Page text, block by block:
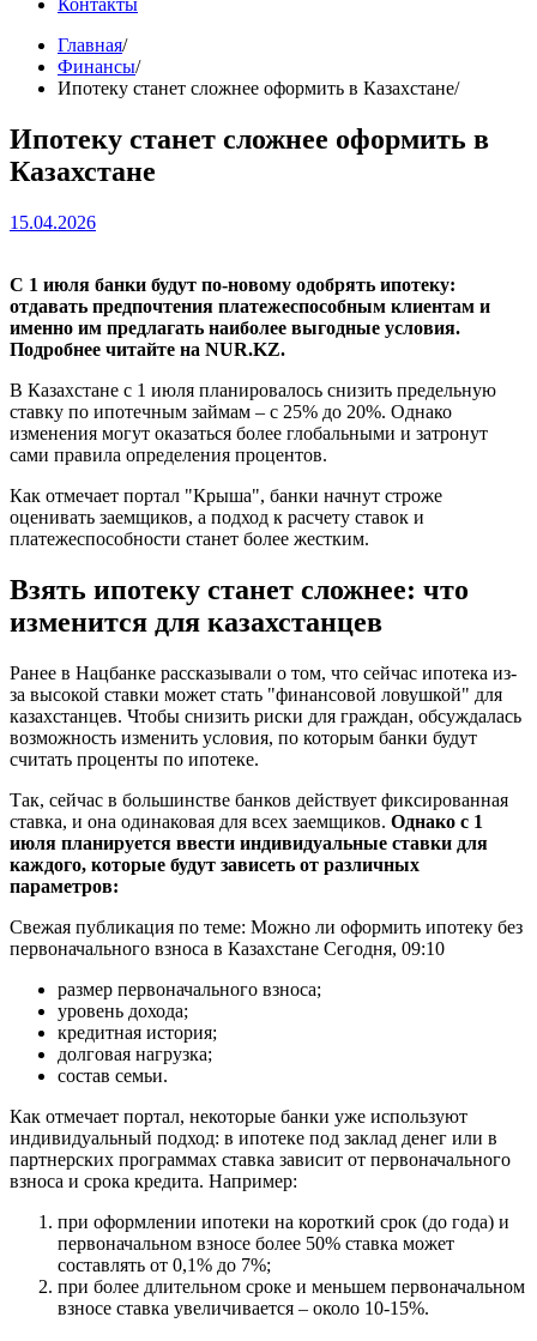
Контакты
Главная
Финансы
Ипотеку станет сложнее оформить в Казахстане
Ипотеку станет сложнее оформить в
Казахстане
15.04.2026
С 1 июля банки будут по-новому одобрять ипотеку:
отдавать предпочтения платежеспособным клиентам и
именно им предлагать наиболее выгодные условия.
Подробнее читайте на NUR.KZ.
В Казахстане с 1 июля планировалось снизить предельную
ставку по ипотечным займам – с 25% до 20%. Однако
изменения могут оказаться более глобальными и затронут
сами правила определения процентов.
Как отмечает портал "Крыша", банки начнут строже
оценивать заемщиков, а подход к расчету ставок и
платежеспособности станет более жестким.
Взять ипотеку станет сложнее: что
изменится для казахстанцев
Ранее в Нацбанке рассказывали о том, что сейчас ипотека из-
за высокой ставки может стать "финансовой ловушкой" для
казахстанцев. Чтобы снизить риски для граждан, обсуждалась
возможность изменить условия, по которым банки будут
считать проценты по ипотеке.
Так, сейчас в большинстве банков действует фиксированная
ставка, и она одинаковая для всех заемщиков. Однако с 1
июля планируется ввести индивидуальные ставки для
каждого, которые будут зависеть от различных
параметров:
Свежая публикация по теме: Можно ли оформить ипотеку без
первоначального взноса в Казахстане Сегодня, 09:10
размер первоначального взноса;
уровень дохода;
кредитная история;
долговая нагрузка;
состав семьи.
Как отмечает портал, некоторые банки уже используют
индивидуальный подход: в ипотеке под заклад денег или в
партнерских программах ставка зависит от первоначального
взноса и срока кредита. Например:
при оформлении ипотеки на короткий срок (до года) и
первоначальном взносе более 50% ставка может
составлять от 0,1% до 7%;
при более длительном сроке и меньшем первоначальном
взносе ставка увеличивается – около 10-15%.